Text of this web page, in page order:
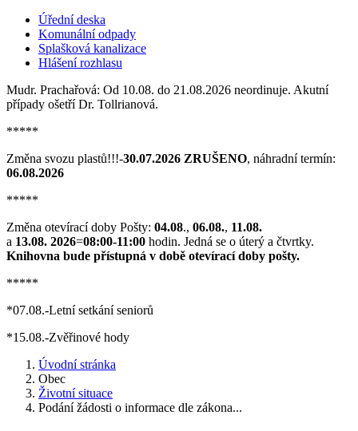
Úřední deska
Komunální odpady
Splašková kanalizace
Hlášení rozhlasu
Mudr. Prachařová: Od 10.08. do 21.08.2026 neordinuje. Akutní
případy ošetří Dr. Tollrianová.
*****
Změna svozu plastů!!!-30.07.2026 ZRUŠENO, náhradní termín:
06.08.2026
*****
Změna otevírací doby Pošty: 04.08., 06.08., 11.08.
a 13.08. 2026=08:00-11:00 hodin. Jedná se o úterý a čtvrtky.
Knihovna bude přístupná v době otevírací doby pošty.
*****
*07.08.-Letní setkání seniorů
*15.08.-Zvěřinové hody
Úvodní stránka
Obec
Životní situace
Podání žádosti o informace dle zákona...